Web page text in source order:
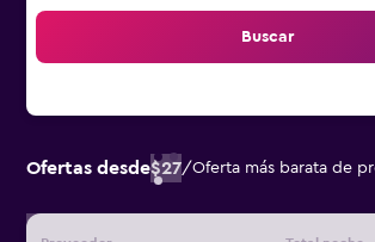
Buscar
Ofertas desde$27/Oferta más barata de